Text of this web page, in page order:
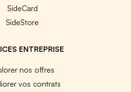
SideCard
SideStore
ENTREPRISE
nos offres
vos contrats